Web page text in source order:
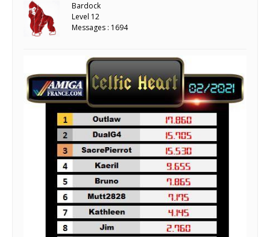
Bardock
Level 12
Messages : 1694